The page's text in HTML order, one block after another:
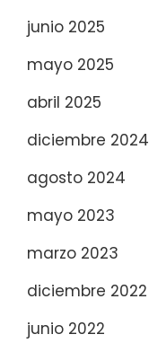
junio 2025
mayo 2025
abril 2025
diciembre 2024
agosto 2024
mayo 2023
marzo 2023
diciembre 2022
junio 2022